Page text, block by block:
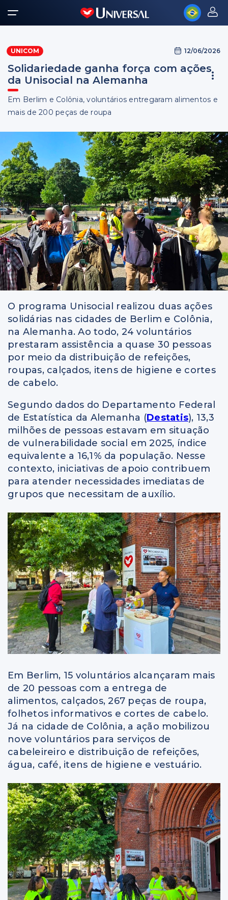
UNICOM 12/06/2026
Solidariedade ganha força com ações
da Unisocial na Alemanha
Em Berlim e Colônia, voluntários entregaram alimentos e
mais de 200 peças de roupa
O programa Unisocial realizou duas ações
solidárias nas cidades de Berlim e Colônia,
na Alemanha. Ao todo, 24 voluntários
prestaram assistência a quase 30 pessoas
por meio da distribuição de refeições,
roupas, calçados, itens de higiene e cortes
de cabelo.
Segundo dados do Departamento Federal
de Estatística da Alemanha (Destatis), 13,3
milhões de pessoas estavam em situação
de vulnerabilidade social em 2025, índice
equivalente a 16,1% da população. Nesse
contexto, iniciativas de apoio contribuem
para atender necessidades imediatas de
grupos que necessitam de auxílio.
Em Berlim, 15 voluntários alcançaram mais
de 20 pessoas com a entrega de
alimentos, calçados, 267 peças de roupa,
folhetos informativos e cortes de cabelo.
Já na cidade de Colônia, a ação mobilizou
nove voluntários para serviços de
cabeleireiro e distribuição de refeições,
água, café, itens de higiene e vestuário.